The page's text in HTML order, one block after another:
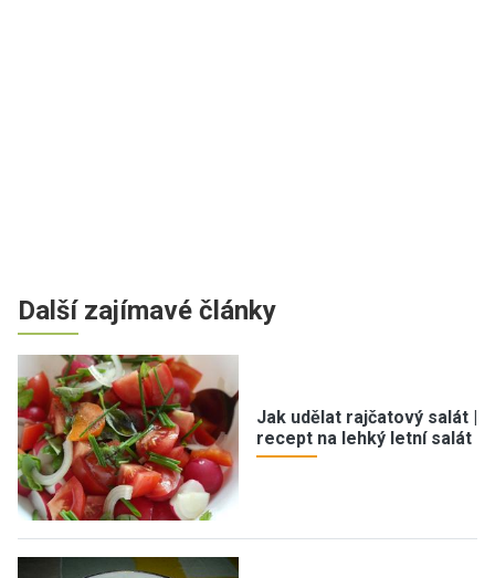
Další zajímavé články
Jak udělat rajčatový salát |
recept na lehký letní salát